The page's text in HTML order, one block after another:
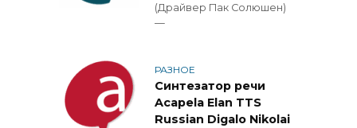
(Драйвер Пак Солюшен)
—
РАЗНОЕ
Синтезатор речи
Acapela Elan TTS
Russian Digalo Nikolai